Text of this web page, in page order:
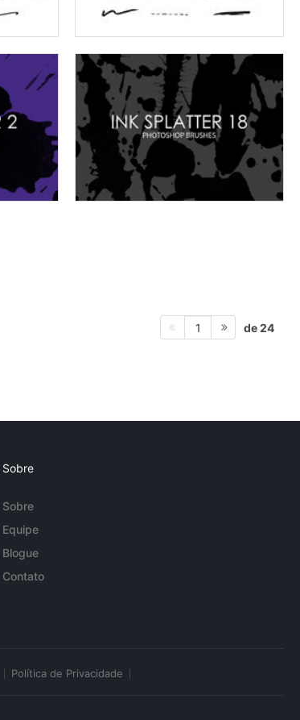
1 de 24
Sobre
Sobre
Equipe
Blogue
Contato
Política de Privacidade